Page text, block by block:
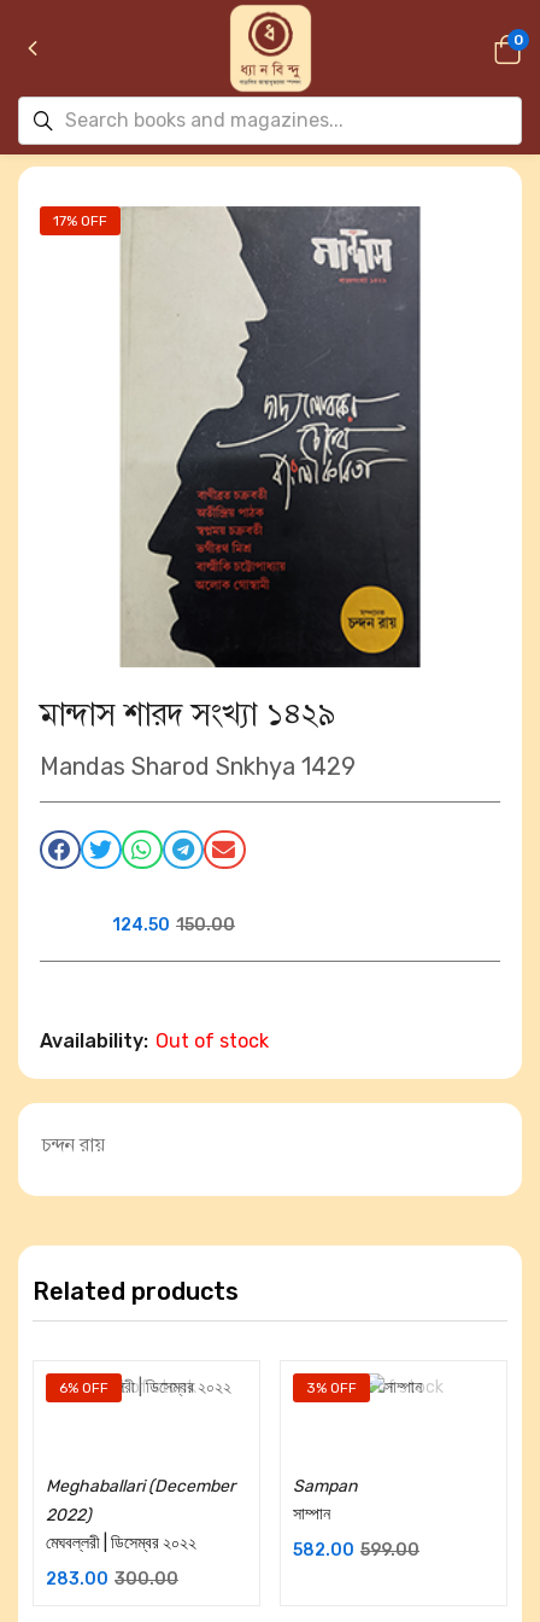
0
17% OFF
মান্দাস শারদ সংখ্যা ১৪২৯
Mandas Sharod Snkhya 1429
124.50 150.00
Availability: Out of stock
চন্দন রায়
Related products
Out of stock
6% OFF
Meghaballari (December
2022)
মেঘবল্লরী | ডিসেম্বর ২০২২
283.00 300.00
Out of stock
3% OFF
Sampan
সাম্পান
582.00 599.00